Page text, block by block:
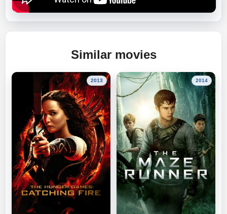
Similar movies
2013 2014